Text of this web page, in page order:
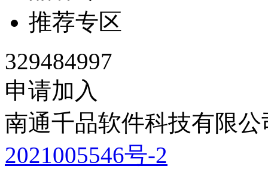
推荐专区
329484997
申请加入
南通千品软件科技有限
2021005546号-2